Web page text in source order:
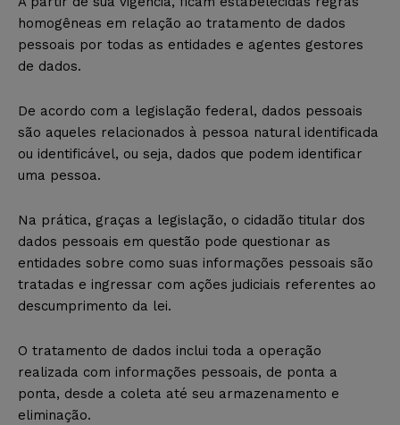
homogêneas em relação ao tratamento de dados
pessoais por todas as entidades e agentes gestores
de dados.
De acordo com a legislação federal, dados pessoais
são aqueles relacionados à pessoa natural identificada
ou identificável, ou seja, dados que podem identificar
uma pessoa.
Na prática, graças a legislação, o cidadão titular dos
dados pessoais em questão pode questionar as
entidades sobre como suas informações pessoais são
tratadas e ingressar com ações judiciais referentes ao
descumprimento da lei.
O tratamento de dados inclui toda a operação
realizada com informações pessoais, de ponta a
ponta, desde a coleta até seu armazenamento e
eliminação.